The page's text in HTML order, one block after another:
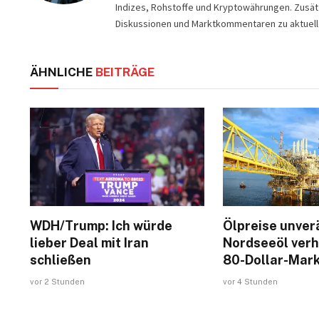
Indizes, Rohstoffe und Kryptowährungen.
Diskussionen und Marktkommentaren zu
ÄHNLICHE BEITRÄGE
WDH/Trump: Ich würde
lieber Deal mit Iran
schließen
vor 2 Stunden
Ölpreise
Nordseeöl
80-Dollar-
vor 4 Stunden